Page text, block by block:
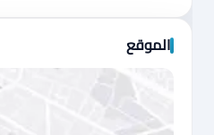
الموقع